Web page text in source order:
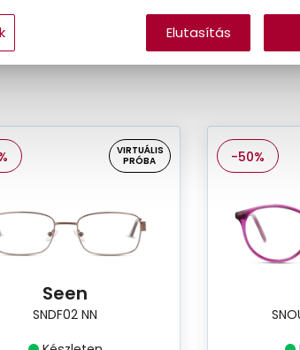
Versace, Oakley, Ferrari Scuderia, Jimmy
VIRTUÁLIS
PRÓBA
Seen
SNDF02 NN
-50%
Elutasítás